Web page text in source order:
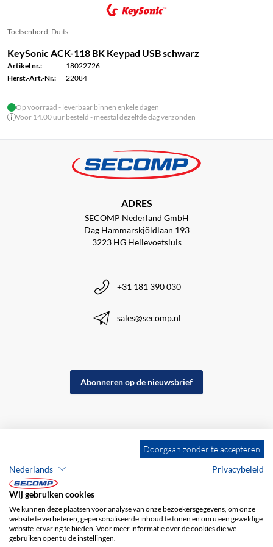
Toetsenbord, Duits
KeySonic ACK-118 BK Keypad USB schwarz
Artikel nr.:
18022726
Herst.-Art.-Nr.:
22084
Op voorraad - leverbaar binnen enkele dagen
Voor 14.00 uur besteld - meestal dezelfde dag verzonden
ADRES
SECOMP Nederland GmbH
Dag Hammarskjöldlaan 193
3223 HG Hellevoetsluis
+31 181 390 030
sales@secomp.nl
Abonneren op de nieuwsbrief
Bedrijfsgegevens
Doorgaan zonder te accepteren
Nederlands
Privacybeleid
Wij gebruiken cookies
We kunnen deze plaatsen voor analyse van onze bezoekersgegevens, om onze
website te verbeteren, gepersonaliseerde inhoud te tonen en om u een geweldige
website-ervaring te bieden. Voor meer informatie over de cookies die we
gebruiken opent u de instellingen.